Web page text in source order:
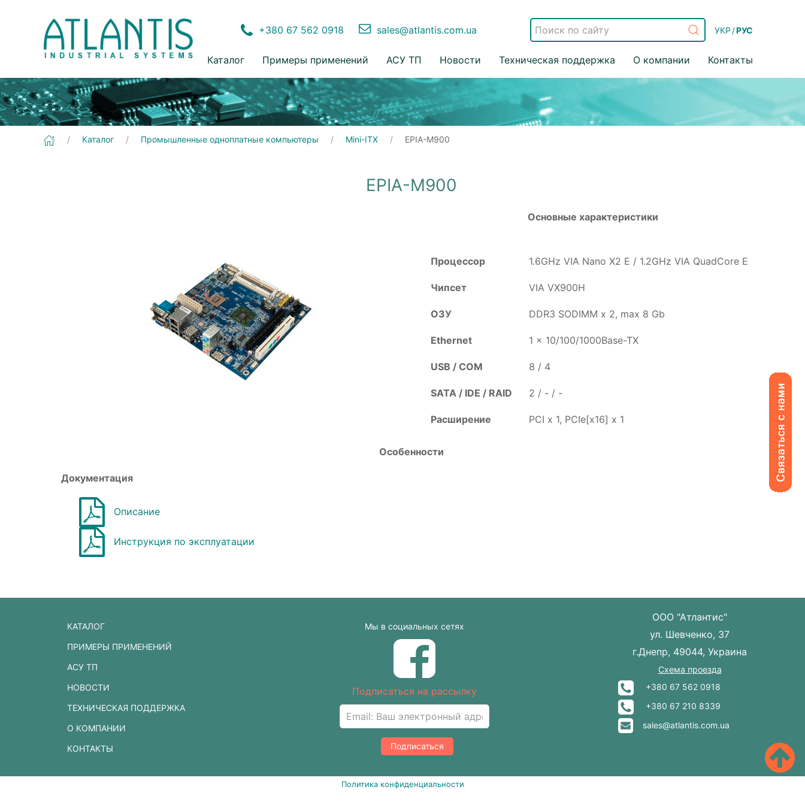
+380 67 562 0918 sales@atlantis.com.ua УКР /РУС
Каталог Примеры применений АСУ ТП Новости Техническая поддержка О компании Контакты
Каталог Промышленные одноплатные компьютеры Mini-ITX EPIA-M900
EPIA-M900
Основные характеристики
Процессор 1.6GHz VIA Nano X2 E / 1.2GHz VIA QuadCore E
Чипсет VIA VX900H
ОЗУ DDR3 SODIMM x 2, max 8 Gb
Ethernet 1 x 10/100/1000Base-TX
USB / COM 8 / 4
SATA / IDE / RAID 2 / - / -
Расширение PCI x 1, PCIe[x16] x 1
Особенности
Документация
Описание
Инструкция по эксплуатации
КАТАЛОГ
ПРИМЕРЫ ПРИМЕНЕНИЙ
АСУ ТП
НОВОСТИ
ТЕХНИЧЕСКАЯ ПОДДЕРЖКА
О КОМПАНИИ
КОНТАКТЫ
Мы в социальных сетях
Подписаться на рассылку
Подписаться
ООО "Атлантис"
ул. Шевченко, 37
г.Днепр, 49044, Украина
Схема проезда
+380 67 562 0918
+380 67 210 8339
sales@atlantis.com.ua
Политика конфиденциальности